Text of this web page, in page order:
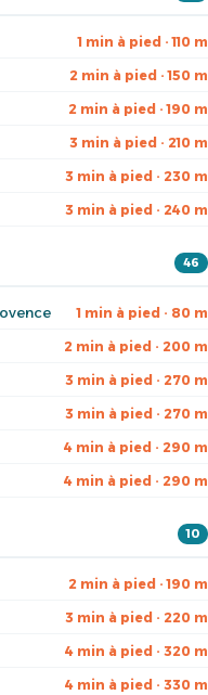
1 min à pied · 110 m
2 min à pied · 150 m
2 min à pied · 190 m
3 min à pied · 210 m
3 min à pied · 230 m
3 min à pied · 240 m
46
1 min à pied · 80 m
2 min à pied · 200 m
3 min à pied · 270 m
3 min à pied · 270 m
4 min à pied · 290 m
4 min à pied · 290 m
10
2 min à pied · 190 m
3 min à pied · 220 m
4 min à pied · 320 m
4 min à pied · 330 m